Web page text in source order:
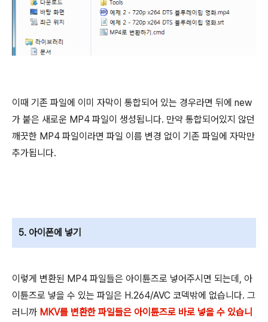
이때 기존 파일에 이미 자막이 통합되어 있는 경우라면 뒤에 new
가 붙은 새로운 MP4 파일이 생성됩니다. 만약 통합되어있지 않던
깨끗한 MP4 파일이라면 파일 이름 변경 없이 기존 파일에 자막만
추가됩니다.
5. 아이폰에 넣기
이렇게 변환된 MP4 파일들은 아이튠즈로 넣어주시면 되는데, 아
이튠즈로 넣을 수 있는 파일은 H.264/AVC 코덱밖에 없습니다. 그
러니까 MKV를 변환한 파일들은 아이튠즈로 바로 넣을 수 있습니